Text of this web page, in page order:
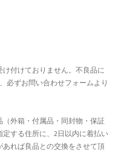
付けておりません。不良品に
必ずお問い合わせフォームより
外箱・付属品・同封物・保証
する住所に、2日以内に着払い
れば良品との交換をさせて頂